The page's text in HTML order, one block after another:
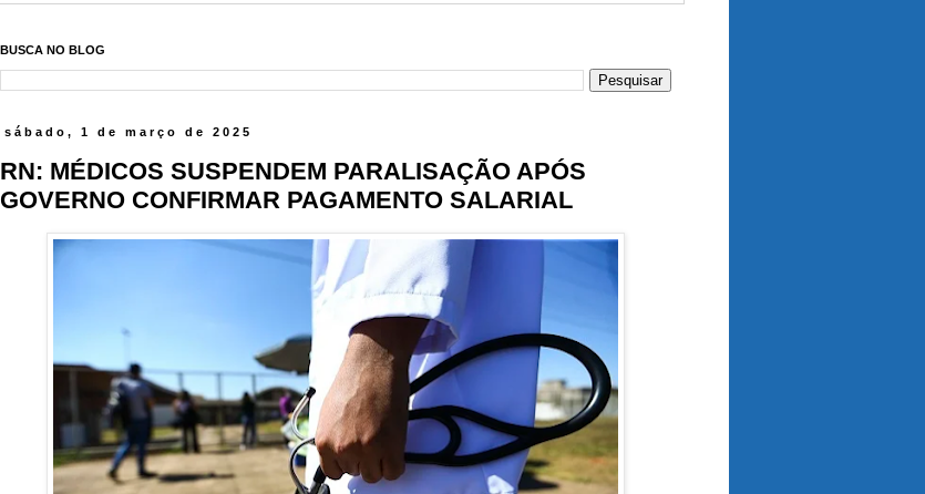
BUSCA NO BLOG
sábado, 1 de março de 2025
RN: MÉDICOS SUSPENDEM PARALISAÇÃO APÓS
GOVERNO CONFIRMAR PAGAMENTO SALARIAL